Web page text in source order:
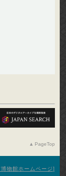
PageTop
物館ホームページ